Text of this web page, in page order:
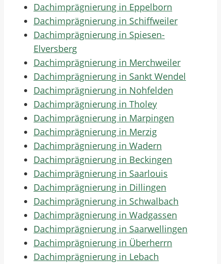
Dachimprägnierung in Eppelborn
Dachimprägnierung in Schiffweiler
Dachimprägnierung in Spiesen-
Elversberg
Dachimprägnierung in Merchweiler
Dachimprägnierung in Sankt Wendel
Dachimprägnierung in Nohfelden
Dachimprägnierung in Tholey
Dachimprägnierung in Marpingen
Dachimprägnierung in Merzig
Dachimprägnierung in Wadern
Dachimprägnierung in Beckingen
Dachimprägnierung in Saarlouis
Dachimprägnierung in Dillingen
Dachimprägnierung in Schwalbach
Dachimprägnierung in Wadgassen
Dachimprägnierung in Saarwellingen
Dachimprägnierung in Überherrn
Dachimprägnierung in Lebach